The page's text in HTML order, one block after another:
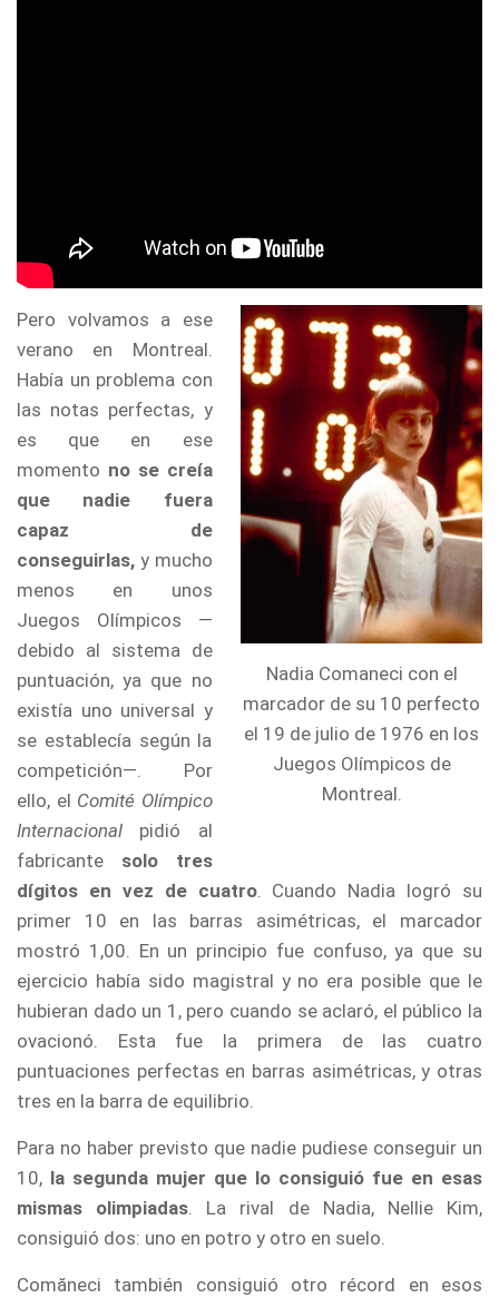
Nadia Comaneci con el
marcador de su 10 perfecto
el 19 de julio de 1976 en los
Juegos Olímpicos de
Montreal.
Pero volvamos a ese
verano en Montreal.
Había un problema con
las notas perfectas, y
es que en ese
momento no se creía
que nadie fuera
capaz de
conseguirlas, y mucho
menos en unos
Juegos Olímpicos —
debido al sistema de
puntuación, ya que no
existía uno universal y
se establecía según la
competición—. Por
ello, el Comité Olímpico
Internacional pidió al
fabricante solo tres
dígitos en vez de cuatro. Cuando Nadia logró su
primer 10 en las barras asimétricas, el marcador
mostró 1,00. En un principio fue confuso, ya que su
ejercicio había sido magistral y no era posible que le
hubieran dado un 1, pero cuando se aclaró, el público la
ovacionó. Esta fue la primera de las cuatro
puntuaciones perfectas en barras asimétricas, y otras
tres en la barra de equilibrio.
Para no haber previsto que nadie pudiese conseguir un
10, la segunda mujer que lo consiguió fue en esas
mismas olimpiadas. La rival de Nadia, Nellie Kim,
consiguió dos: uno en potro y otro en suelo.
Comăneci también consiguió otro récord en esos